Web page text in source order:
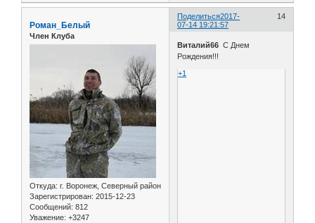
Поделиться 14
2017-
07-14 19:21:57
Роман_Белый
Член Клуба
Откуда: г. Воронеж, Северный район
Зарегистрирован: 2015-12-23
Сообщений: 812
Уважение: +3247
Виталий66 С Днем
Рождения!!!
+1